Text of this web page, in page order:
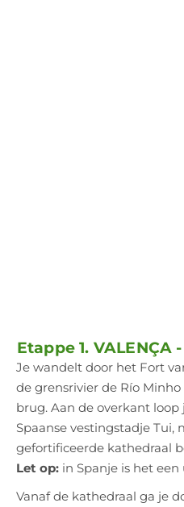
Etappe 1. VALENÇA
Je wandelt door het Fort
de grensrivier de Río
brug. Aan de overkant
Spaanse vestingstadje Tui,
gefortificeerde kathedraal
Let op: in Spanje is het een
Vanaf de kathedraal ga je